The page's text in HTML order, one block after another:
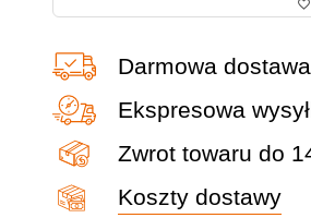
RB36DA
W4Z
bardzo
mocna
Darmowa
Ekspresowa
Zwrot towaru do
Koszty dostawy